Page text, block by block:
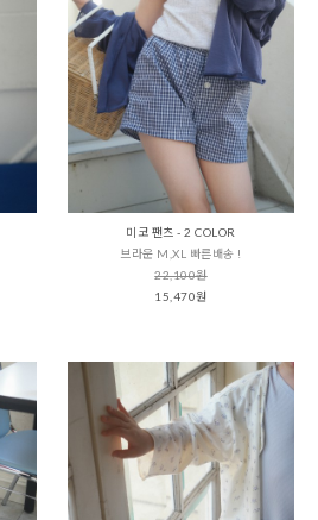
미코 팬츠 - 2 COLOR
브라운 M,XL 빠른배송 !
22,100원
15,470원